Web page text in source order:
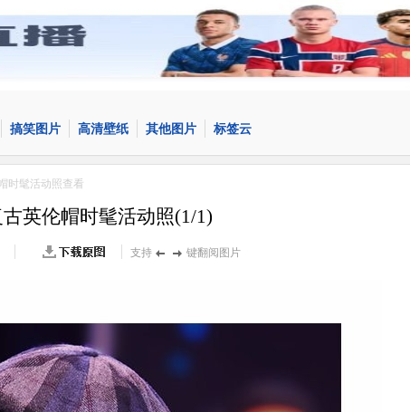
搞笑图片 高清壁纸 其他图片 标签云
时髦活动照查看
英伦帽时髦活动照(1/1)
支持 键翻阅图片